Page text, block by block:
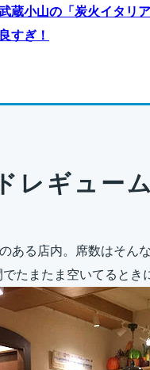
蔵小山の「炭火イタリ
良すぎ！
レギュー
ある店内。席数はそん
でたまたま空いてると